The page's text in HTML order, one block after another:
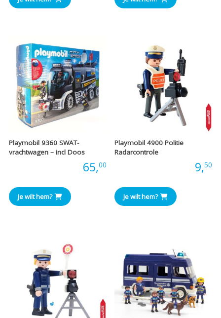
Playmobil 9360 SWAT-
vrachtwagen – incl Doos
65,00
Je wilt hem?
Playmobil 4900 Politie
Radarcontrole
9,50
Je wilt hem?